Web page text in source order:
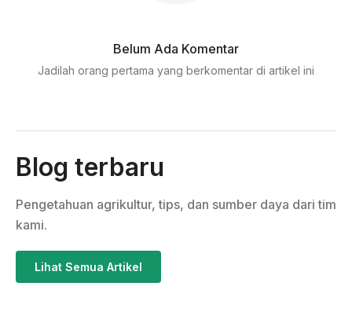
Belum Ada Komentar
Jadilah orang pertama yang berkomentar di artikel ini
Blog terbaru
Pengetahuan agrikultur, tips, dan sumber daya dari tim
kami.
Lihat Semua Artikel